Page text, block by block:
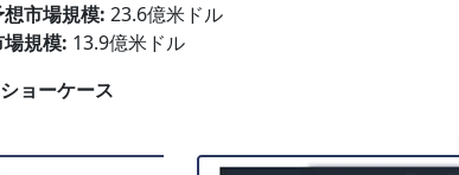
市場規模: 23.6億米ドル
規模: 13.9億米ドル
ョーケース